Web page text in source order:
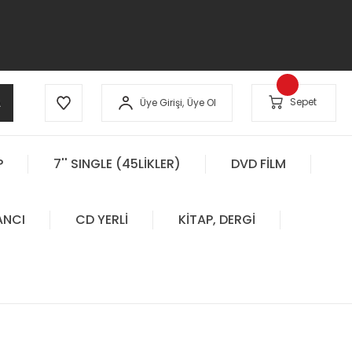
Üye Girişi, Üye Ol Sepet
7'' SINGLE (45LİKLER) DVD FİLM
CD YERLİ KİTAP, DERGİ